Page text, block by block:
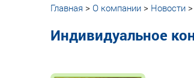
Главная > О компании > Новости >
Индивидуальное